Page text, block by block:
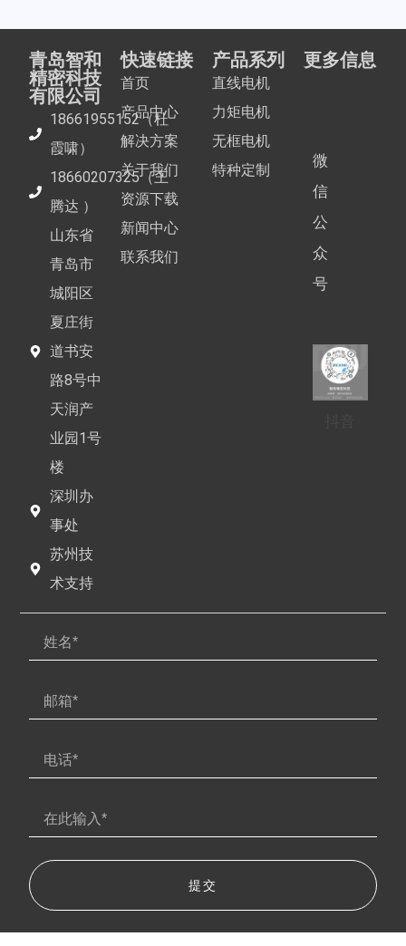
青岛智和
精密科技
有限公司
18661955152（杜
霞啸）
18660207325（王
腾达 ）
山东省
青岛市
城阳区
夏庄街
道书安
路8号中
天润产
业园1号
楼
深圳办
事处
苏州技
术支持
快速链接
首页
产品中心
解决方案
关于我们
资源下载
新闻中心
联系我们
产品系列
直线电机
力矩电机
无框电机
特种定制
更多信息
微
信
公
众
号
提交